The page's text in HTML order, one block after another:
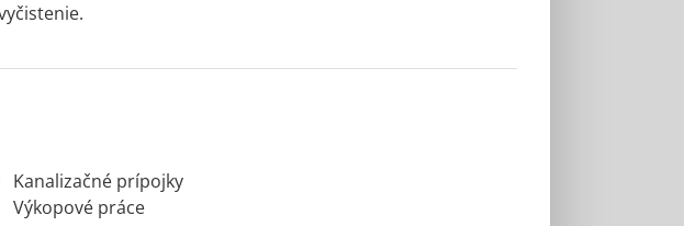
Kanalizačné prípojky
Výkopové práce